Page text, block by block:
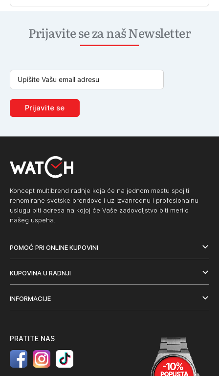
Prijavite se za naš Newsletter
Prijavite se
Koncept multibrend radnje koja će na jednom mestu spojiti
renomirane svetske brendove i uz izvanrednu i profesionalnu
uslugu biti adresa na kojoj će Vaše zadovoljstvo biti merilo
našeg uspeha.
POMOĆ PRI ONLINE KUPOVINI
KUPOVINA U RADNJI
INFORMACIJE
PRATITE NAS